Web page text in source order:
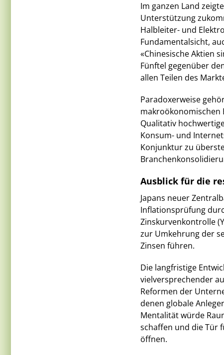
Im ganzen Land
Unterstützung
Halbleiter- und
Fundamentalsicht,
«Chinesische Aktien
Fünftel gegenüber
allen Teilen des
Paradoxerweise
makroökonomischen
Qualitativ
Konsum- und
Konjunktur zu
Ausblick für die
Japans neuer
Inflationsprüfung
Zinskurvenkontrolle
zur Umkehrung der
Zinsen führen.
Die langfristige
vielversprechender
Reformen der
denen globale
Mentalität würde
schaffen und die Tür
öffnen.